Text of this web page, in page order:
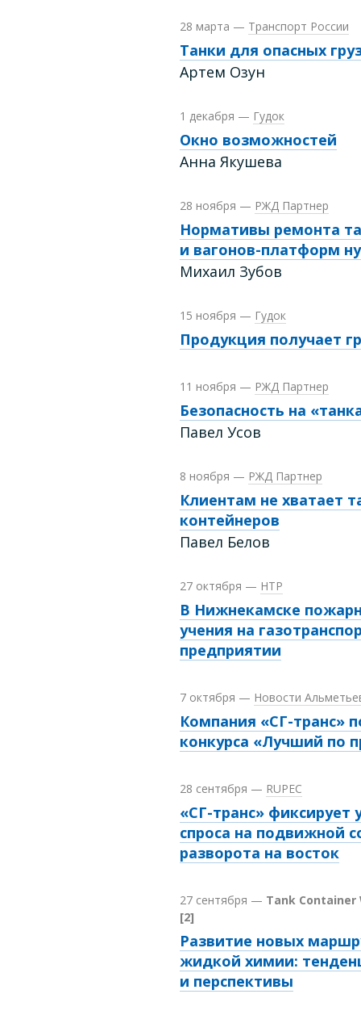
28 марта — Транспорт России
Танки для опасных
Артем Озун
1 декабря — Гудок
Окно возможностей
Анна Якушева
28 ноября — РЖД Партнер
Нормативы ремонта
и вагонов-платформ
Михаил Зубов
15 ноября — Гудок
Продукция получает
11 ноября — РЖД Партнер
Безопасность на
Павел Усов
8 ноября — РЖД Партнер
Клиентам не хватает
контейнеров
Павел Белов
27 октября — НТР
В Нижнекамске
учения на
предприятии
7 октября — Новости
Компания «СГ-транс»
конкурса «Лучший по
28 сентября — RUPEC
«СГ-транс» фиксирует
спроса на подвижной
разворота на восток
27 сентября — Tank Container
[2]
Развитие новых
жидкой химии:
и перспективы